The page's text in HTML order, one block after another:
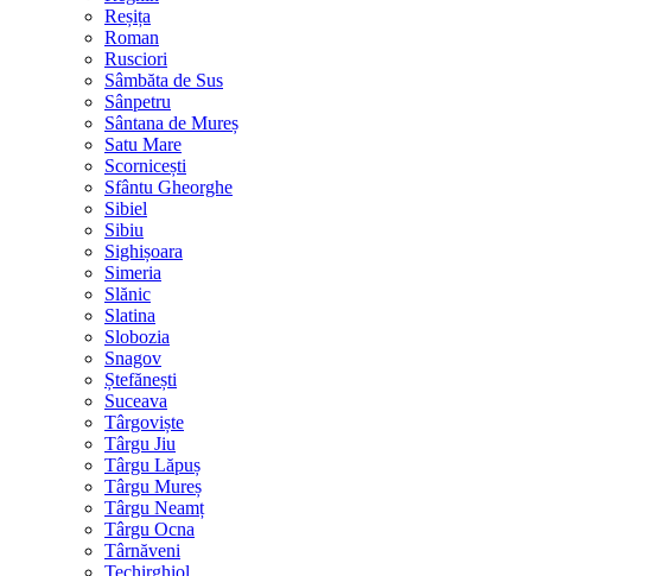
Reșița
Roman
Rusciori
Sâmbăta de Sus
Sânpetru
Sântana de Mureș
Satu Mare
Scornicești
Sfântu Gheorghe
Sibiel
Sibiu
Sighișoara
Simeria
Slănic
Slatina
Slobozia
Snagov
Ștefănești
Suceava
Târgoviște
Târgu Jiu
Târgu Lăpuș
Târgu Mureș
Târgu Neamț
Târgu Ocna
Târnăveni
Techirghiol